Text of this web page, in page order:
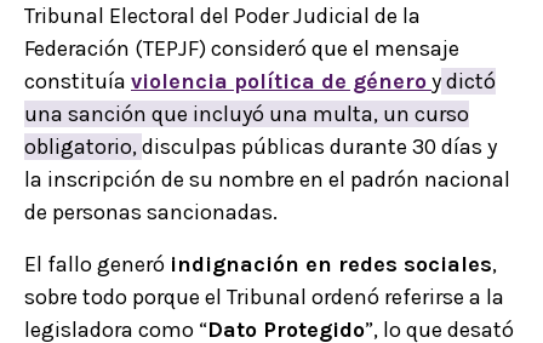
Tribunal Electoral del Poder Judicial de la
Federación (TEPJF) consideró que el mensaje
constituía violencia política de géneroydictó
una sanción que incluyó una multa, un curso
obligatorio,disculpas públicas durante 30 días y
la inscripción de su nombre en el padrón nacional
de personas sancionadas.
El fallo generó indignación en redes sociales,
sobre todo porque el Tribunal ordenó referirse a la
legisladora como “Dato Protegido”, lo que desató